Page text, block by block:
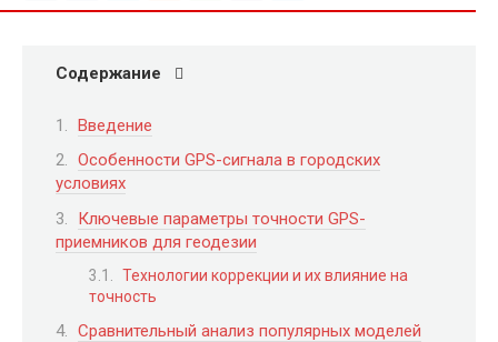
Содержание
Введение
Особенности GPS-сигнала в городских
условиях
Ключевые параметры точности GPS-
приемников для геодезии
Технологии коррекции и их влияние на
точность
Сравнительный анализ популярных моделей